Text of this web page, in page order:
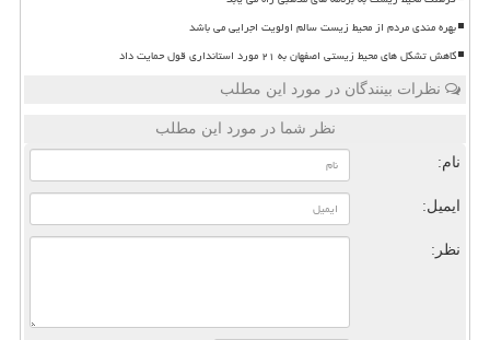
بهره مندی مردم از محیط زیست سالم اولویت اجرایی می باشد
کاهش تشکل های محیط زیستی اصفهان به ۲۱ مورد استانداری قول حمایت داد
نظرات بینندگان در مورد این مطلب
نظر شما در مورد این مطلب
نام:
ایمیل:
نظر: